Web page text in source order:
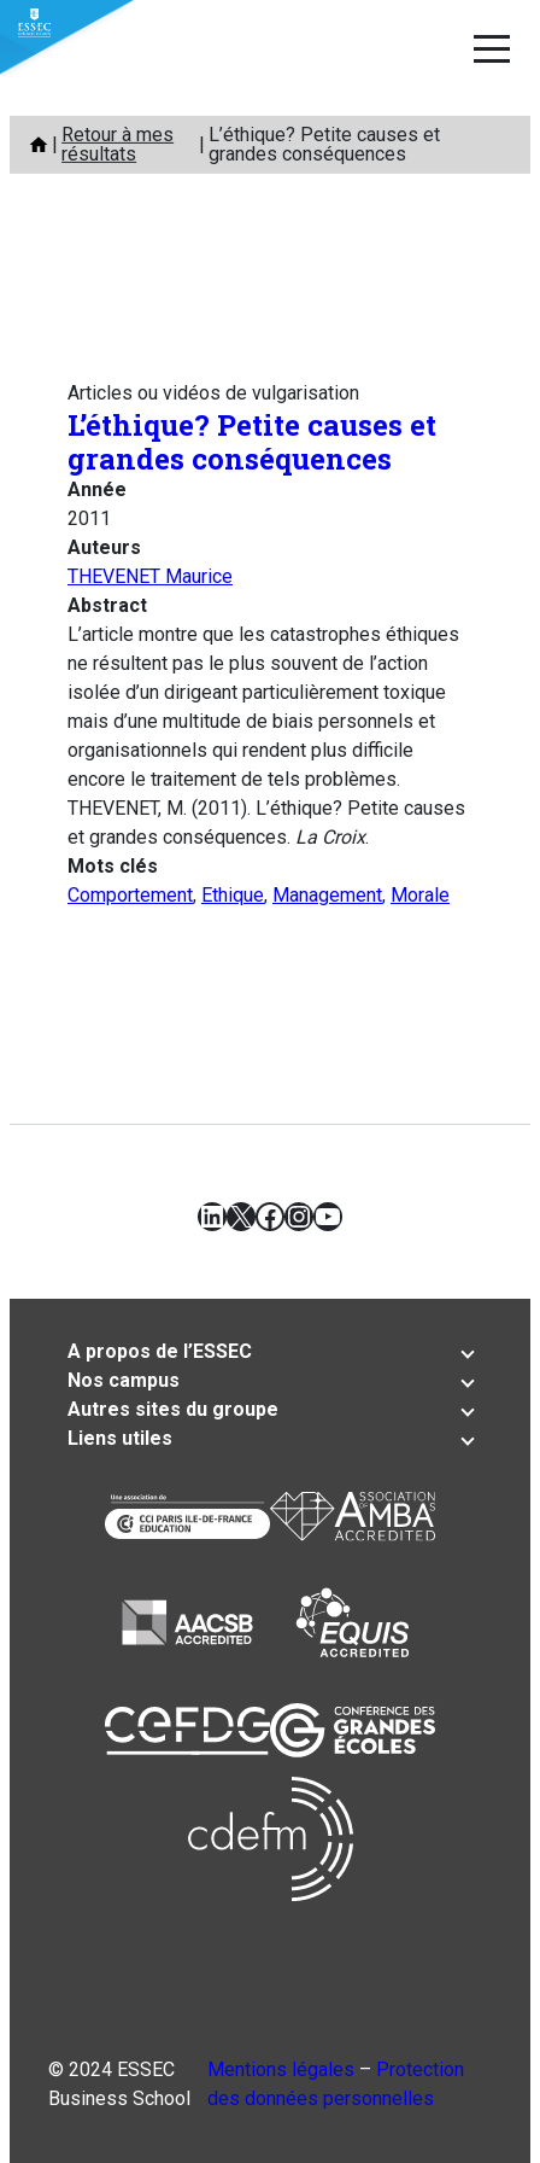
Aller
contenu
Retour à mes
résultats
L’éthique? Petite causes et
grandes conséquences
Articles ou vidéos de vulgarisation
L’éthique? Petite causes et
grandes conséquences
Année
2011
Auteurs
THEVENET Maurice
Abstract
L’article montre que les catastrophes éthiques
ne résultent pas le plus souvent de l’action
isolée d’un dirigeant particulièrement toxique
mais d’une multitude de biais personnels et
organisationnels qui rendent plus difficile
encore le traitement de tels problèmes.
THEVENET, M. (2011). L’éthique? Petite causes
et grandes conséquences. La Croix.
Mots clés
Comportement, Ethique, Management, Morale
LinkedIn
X Facebook
Instagram
YouTube
A propos de l’ESSEC
Nos campus
Autres sites du groupe
Liens utiles
© 2024 ESSEC
Business School
Mentions légales – Protection
des données personnelles